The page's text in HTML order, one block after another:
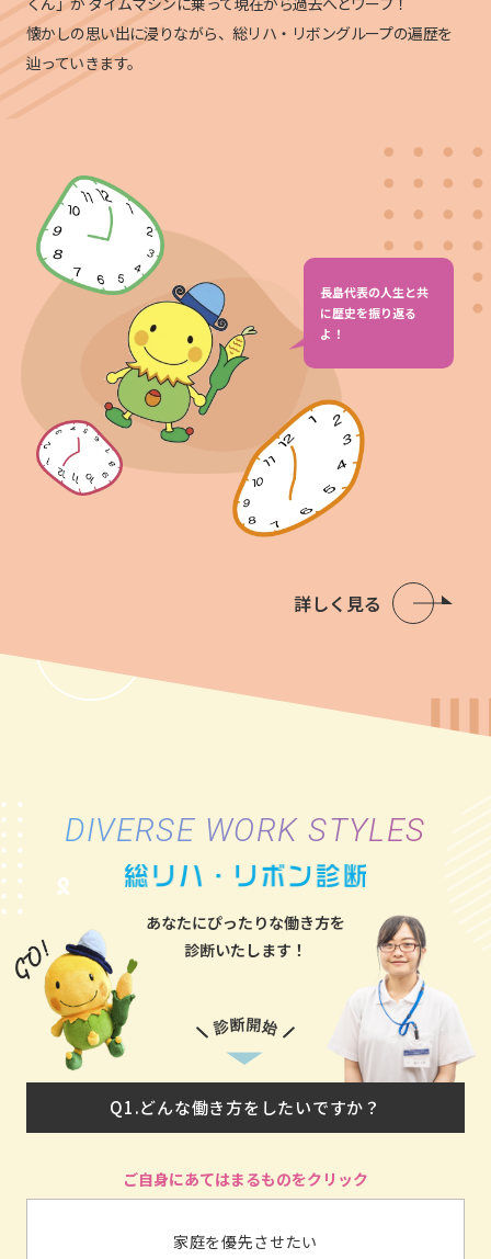
懐かしの思い出に浸りながら、総リハ・リボングループの遍歴を
辿っていきます。
詳しく見る
長島代表の人生と共
に歴史を振り返る
よ！
DIVERSE WORK STYLES
あなたにぴったりな働き方を
診断いたします！
Q1.どんな働き方をしたいですか？
家庭を優先させたい